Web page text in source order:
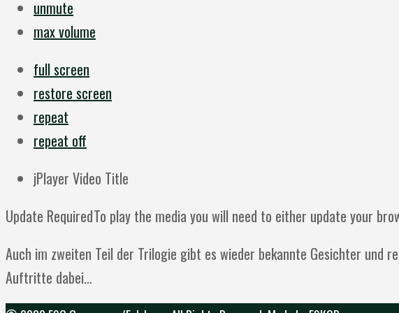
unmute
max volume
full screen
restore screen
repeat
repeat off
jPlayer Video Title
Update RequiredTo play the media you will need to either update your
Auch im zweiten Teil der Trilogie gibt es wieder bekannte Gesichter und
Auftritte dabei…